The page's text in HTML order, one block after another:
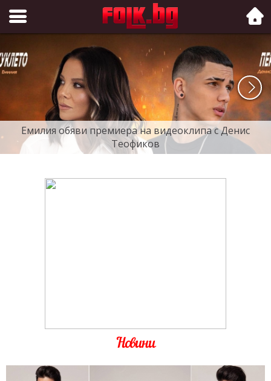
Folk.bg
Емилия обяви премиера на видеоклипа с Денис
Теофиков
Новини